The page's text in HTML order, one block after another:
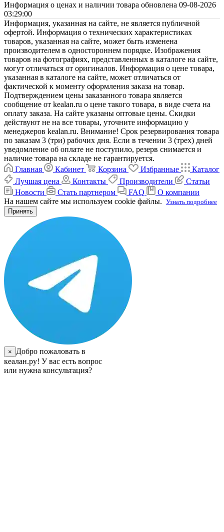
Информация о ценах и наличии товара обновлена 09-08-2026
03:29:00
Информация, указанная на сайте, не является публичной
офертой. Информация о технических характеристиках
товаров, указанная на сайте, может быть изменена
производителем в одностороннем порядке. Изображения
товаров на фотографиях, представленных в каталоге на сайте,
могут отличаться от оригиналов. Информация о цене товара,
указанная в каталоге на сайте, может отличаться от
фактической к моменту оформления заказа на товар.
Подтверждением цены заказанного товара является
сообщение от kealan.ru о цене такого товара, в виде счета на
оплату заказа. На сайте указаны оптовые цены. Скидки
действуют не на все товары, уточните информацию у
менеджеров kealan.ru. Внимание! Срок резервирования товара
по заказам 3 (три) рабочих дня. Если в течении 3 (трех) дней
уведомление об оплате не поступило, резерв снимается и
наличие товара на складе не гарантируется.
Главная
Кабинет Корзина Избранные
Каталог
Лучшая цена
Контакты Производители
Статьи
Новости
Стать партнером FAQ
О компании
На нашем сайте мы используем cookie файлы. Узнать подробнее
Принять
×
Добро пожаловать в
кеалан.ру! У вас есть вопрос
или нужна консультация?